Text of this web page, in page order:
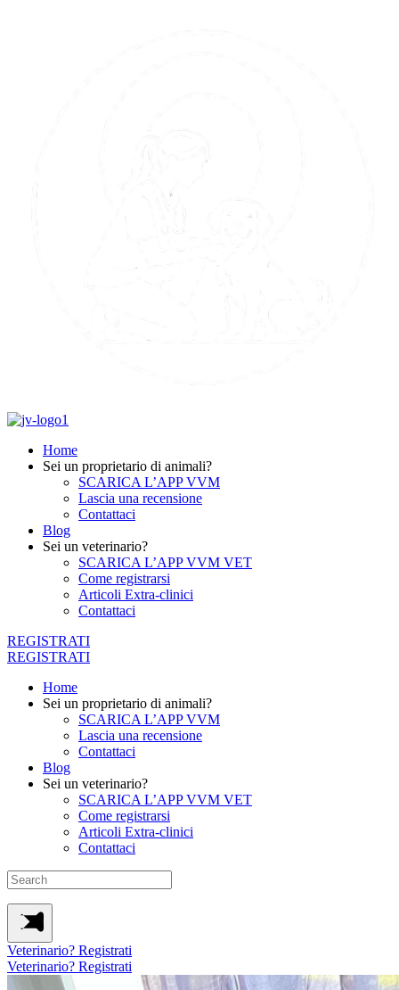
Home
Sei un proprietario di animali?
SCARICA L’APP VVM
Lascia una recensione
Contattaci
Blog
Sei un veterinario?
SCARICA L’APP VVM VET
Come registrarsi
Articoli Extra-clinici
Contattaci
REGISTRATI
REGISTRATI
Home
Sei un proprietario di animali?
SCARICA L’APP VVM
Lascia una recensione
Contattaci
Blog
Sei un veterinario?
SCARICA L’APP VVM VET
Come registrarsi
Articoli Extra-clinici
Contattaci
Veterinario? Registrati
Veterinario? Registrati